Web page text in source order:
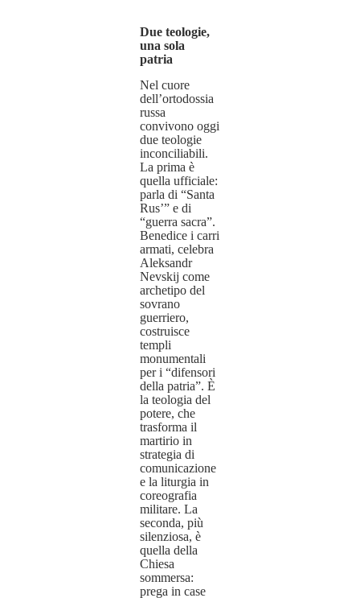
Due teologie,
una sola
patria
Nel cuore
dell’ortodossia
russa
convivono oggi
due teologie
inconciliabili.
La prima è
quella ufficiale:
parla di “Santa
Rus’” e di
“guerra sacra”.
Benedice i carri
armati, celebra
Aleksandr
Nevskij come
archetipo del
sovrano
guerriero,
costruisce
templi
monumentali
per i “difensori
della patria”. È
la teologia del
potere, che
trasforma il
martirio in
strategia di
comunicazione
e la liturgia in
coreografia
militare. La
seconda, più
silenziosa, è
quella della
Chiesa
sommersa:
prega in case